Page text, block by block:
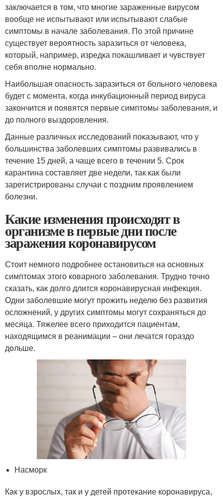
заключается в том, что многие зараженные вирусом
вообще не испытывают или испытывают слабые
симптомы в начале заболевания. По этой причине
существует вероятность заразиться от человека,
который, например, изредка покашливает и чувствует
себя вполне нормально.
Наибольшая опасность заразиться от больного человека
будет с момента, когда инкубационный период вируса
закончится и появятся первые симптомы заболевания, и
до полного выздоровления.
Данные различных исследований показывают, что у
большинства заболевших симптомы развивались в
течение 15 дней, а чаще всего в течении 5. Срок
карантина составляет две недели, так как были
зарегистрированы случаи с поздним проявлением
болезни.
Какие изменения происходят в
организме в первые дни после
заражения коронавирусом
Стоит немного подробнее остановиться на основных
симптомах этого коварного заболевания. Трудно точно
сказать, как долго длится коронавирусная инфекция.
Одни заболевшие могут прожить неделю без развития
осложнений, у других симптомы могут сохраняться до
месяца. Тяжелее всего приходится пациентам,
находящимся в реанимации – они лечатся гораздо
дольше.
Насморк
Как у взрослых, так и у детей протекание коронавируса,